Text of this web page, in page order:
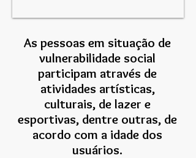
As pessoas em situação de
vulnerabilidade social
participam através de
atividades artísticas,
culturais, de lazer e
esportivas, dentre outras, de
acordo com a idade dos
usuários.